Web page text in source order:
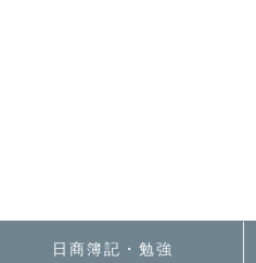
日商簿記・勉強